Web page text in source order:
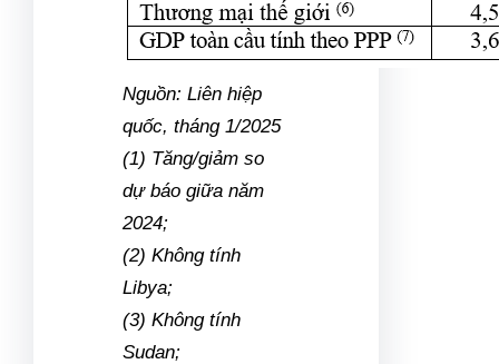
Nguồn: Liên hiệp
quốc, tháng 1/2025
(1) Tăng/giảm so
dự báo giữa năm
2024;
(2) Không tính
Libya;
(3) Không tính
Sudan;